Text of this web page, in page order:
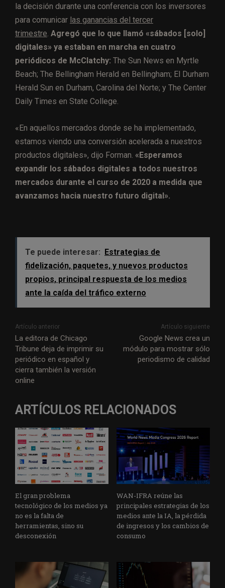
la decisión durante una conferencia con los inversores
para comunicar las ganancias del tercer
trimestre. Agregó que lo que llamó «sábados [solo]
digitales» ya estaban en marcha en cuatro
periódicos de McClatchy: The Sun News en Myrtle
Beach; The Bellingham Herald en Bellingham; El Durham
Herald Sun en Durham, Carolina del Norte; y The Center
Daily Times en State College.
«En aquellos mercados donde se ha implementado,
estamos viendo una conversión acelerada a nuestros
productos digitales», dijo Forman. «Esperamos
expandir los sábados digitales a todos nuestros
mercados durante el curso de 2020 a medida que
avanzamos hacia nuestro futuro digital».
Te puede interesar:
Estrategias de
fidelización, paquetes, y nuevos productos
propios, principal respuesta de los medios
ante la caída del tráfico externo
Artículo anterior
La editora de Chicago
Tribune deja de imprimir su
periódico en español y
cierra también la versión
online
Artículo siguiente
Google News crea un
módulo para mostrar sólo
periodismo de calidad
ARTÍCULOS RELACIONADOS
El gran problema
tecnológico de los medios ya
no es la falta de
herramientas, sino su
desconexión
WAN-IFRA reúne las
principales estrategias de los
medios ante la IA, la pérdida
de ingresos y los cambios de
consumo